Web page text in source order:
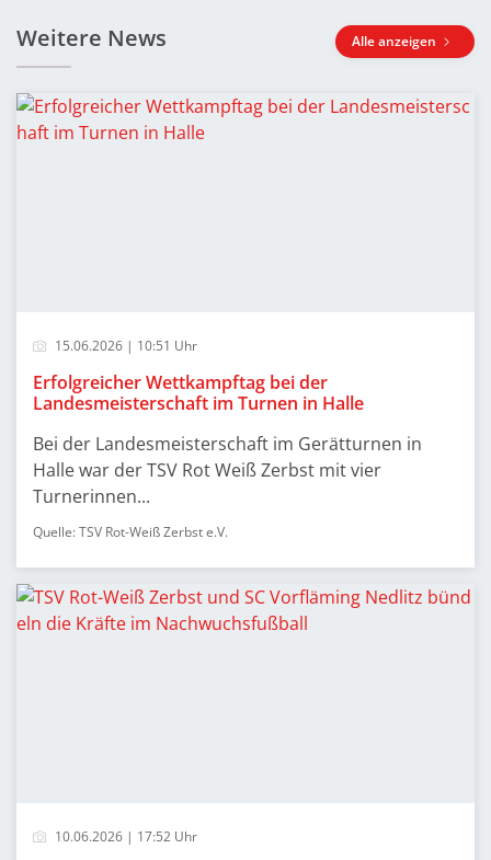
Weitere News Alle anzeigen
15.06.2026 | 10:51 Uhr
Erfolgreicher Wettkampftag bei der
Landesmeisterschaft im Turnen in Halle
Bei der Landesmeisterschaft im Gerätturnen in
Halle war der TSV Rot Weiß Zerbst mit vier
Turnerinnen...
Quelle: TSV Rot-Weiß Zerbst e.V.
10.06.2026 | 17:52 Uhr